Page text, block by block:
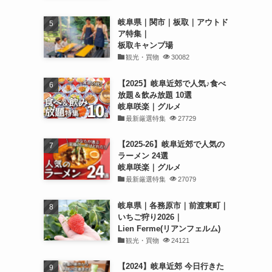
岐阜県｜関市｜板取｜アウトド
ア特集｜
板取キャンプ場
観光・買物 30082
【2025】岐阜近郊で人気♪食べ
放題＆飲み放題 10選
岐阜咲楽｜グルメ
最新厳選特集 27729
【2025-26】岐阜近郊で人気の
ラーメン 24選
岐阜咲楽｜グルメ
最新厳選特集 27079
岐阜県｜各務原市｜前渡東町｜
いちご狩り2026｜
Lien Ferme(リアンフェルム)
観光・買物 24121
【2024】岐阜近郊 今日行きた